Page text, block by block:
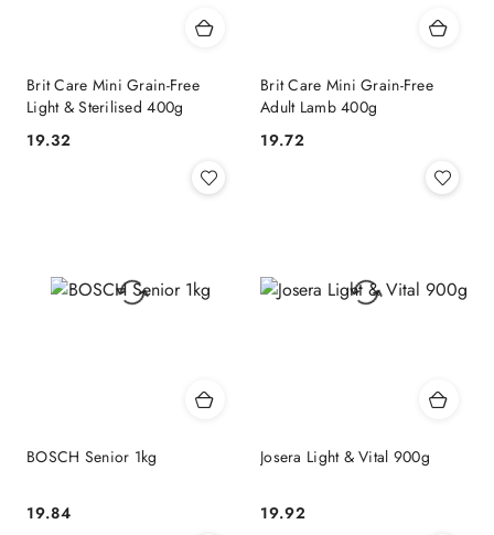
Brit Care Mini Grain-Free
Light & Sterilised 400g
Cena:
19.32
Brit Care Mini Grain-Free
Adult Lamb 400g
Cena:
19.72
BOSCH Senior 1kg
Cena:
19.84
Josera Light & Vital 900g
Cena:
19.92